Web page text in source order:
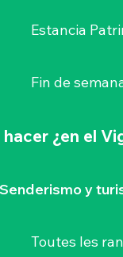
Estancia
Fin de
hacer ¿en el
Senderismo y
Toutes les
experiencias
perderse
páginas
le informa
como
y las
Mercados
para vivir
Llene
las pepitas